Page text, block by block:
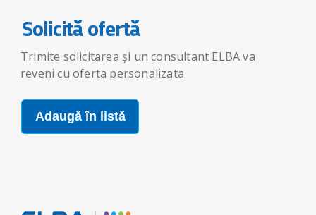
Solicită ofertă
Trimite solicitarea și un consultant ELBA va
reveni cu oferta personalizata
Adaugă în listă